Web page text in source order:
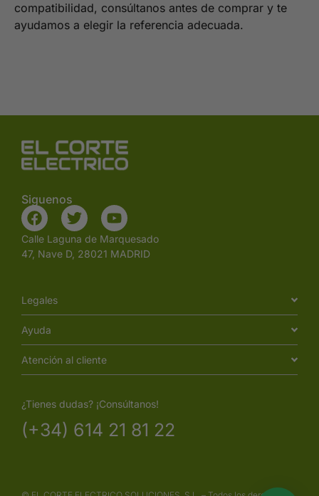
compatibilidad, consúltanos antes de comprar y te
ayudamos a elegir la referencia adecuada.
Siguenos
Calle Laguna de Marquesado
47, Nave D, 28021 MADRID
Legales
Ayuda
Atención al cliente
¿Tienes dudas? ¡Consúltanos!
(+34) 614 21 81 22